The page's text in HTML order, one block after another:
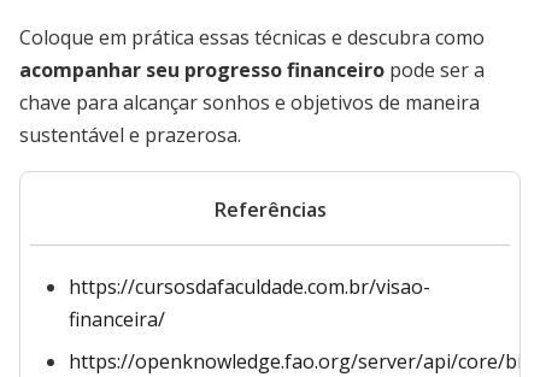
Coloque em prática essas técnicas e descubra como
acompanhar seu progresso financeiro pode ser a
chave para alcançar sonhos e objetivos de maneira
sustentável e prazerosa.
Referências
https://cursosdafaculdade.com.br/visao-
financeira/
https://openknowledge.fao.org/server/api/core/